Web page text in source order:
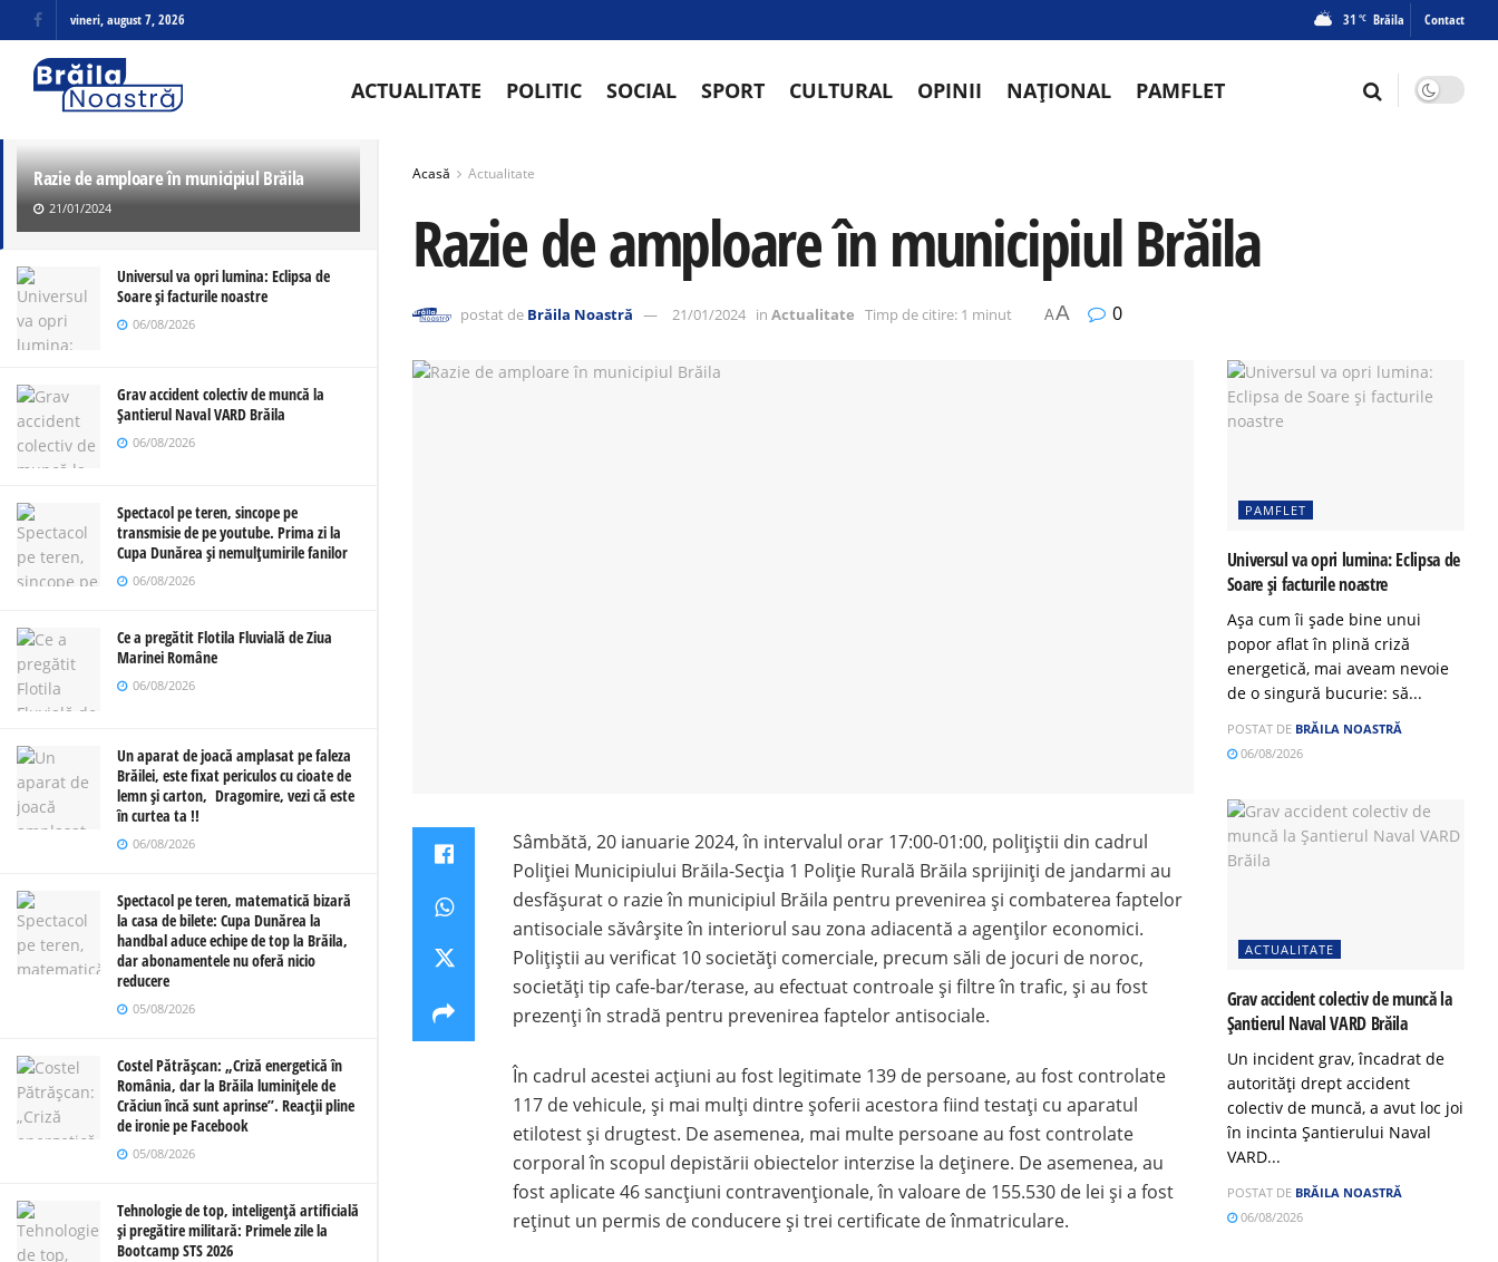
ULTIMELE TRENDING
Razie de amploare în municipiul Brăila
21/01/2024
Universul va opri lumina: Eclipsa de
Soare și facturile noastre
06/08/2026
Grav accident colectiv de muncă la
Șantierul Naval VARD Brăila
06/08/2026
Spectacol pe teren, sincope pe
transmisie de pe youtube. Prima zi la
Cupa Dunărea și nemulțumirile fanilor
06/08/2026
Ce a pregătit Flotila Fluvială de Ziua
Marinei Române
06/08/2026
Un aparat de joacă amplasat pe faleza
Brăilei, este fixat periculos cu cioate de
lemn și carton, Dragomire, vezi că este
în curtea ta !!
06/08/2026
Spectacol pe teren, matematică bizară
la casa de bilete: Cupa Dunărea la
handbal aduce echipe de top la Brăila,
dar abonamentele nu oferă nicio
reducere
05/08/2026
Costel Pătrășcan: „Criză energetică în
România, dar la Brăila luminițele de
Crăciun încă sunt aprinse”. Reacții pline
de ironie pe Facebook
05/08/2026
Tehnologie de top, inteligență artificială
și pregătire militară: Primele zile la
Bootcamp STS 2026
vineri, august 7, 2026 31 °C Brăila Contact
ACTUALITATE POLITIC SOCIAL SPORT CULTURAL OPINII NAȚIONAL PAMFLET
Acasă Actualitate
Razie de amploare în municipiul Brăila
postat de Brăila Noastră 21/01/2024 in Actualitate Timp de citire: 1 minut AA 0
Sâmbătă, 20 ianuarie 2024, în intervalul orar 17:00-01:00, polițiștii din cadrul
Poliției Municipiului Brăila-Secția 1 Poliție Rurală Brăila sprijiniți de jandarmi au
desfășurat o razie în municipiul Brăila pentru prevenirea și combaterea faptelor
antisociale săvârșite în interiorul sau zona adiacentă a agenților economici.
Polițiștii au verificat 10 societăți comerciale, precum săli de jocuri de noroc,
societăți tip cafe-bar/terase, au efectuat controale și filtre în trafic, și au fost
prezenți în stradă pentru prevenirea faptelor antisociale.
În cadrul acestei acțiuni au fost legitimate 139 de persoane, au fost controlate
117 de vehicule, și mai mulți dintre șoferii acestora fiind testați cu aparatul
etilotest și drugtest. De asemenea, mai multe persoane au fost controlate
corporal în scopul depistării obiectelor interzise la deținere. De asemenea, au
fost aplicate 46 sancțiuni contravenționale, în valoare de 155.530 de lei și a fost
reținut un permis de conducere și trei certificate de înmatriculare.
PAMFLET
Universul va opri lumina: Eclipsa de
Soare și facturile noastre
Așa cum îi șade bine unui
popor aflat în plină criză
energetică, mai aveam nevoie
de o singură bucurie: să...
POSTAT DE BRĂILA NOASTRĂ
06/08/2026
ACTUALITATE
Grav accident colectiv de muncă la
Șantierul Naval VARD Brăila
Un incident grav, încadrat de
autorități drept accident
colectiv de muncă, a avut loc joi
în incinta Șantierului Naval
VARD...
POSTAT DE BRĂILA NOASTRĂ
06/08/2026